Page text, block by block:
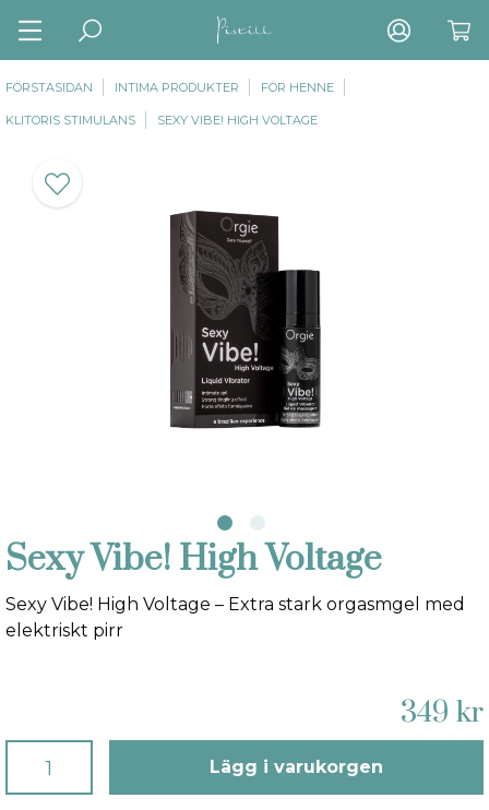
FÖRSTASIDAN INTIMA PRODUKTER FÖR HENNE
KLITORIS STIMULANS SEXY VIBE! HIGH VOLTAGE
Sexy Vibe! High Voltage
Sexy Vibe! High Voltage – Extra stark orgasmgel med
elektriskt pirr
349 kr
Lägg i varukorgen